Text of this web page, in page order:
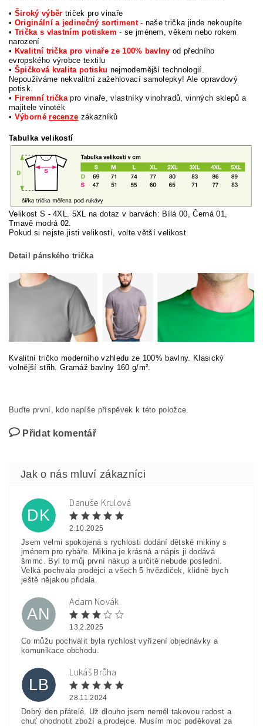
• Široký výběr triček pro vinaře
• Originální a jedinečný sortiment - naše trička jinde nekoupíte
• Trička s vlastním potiskem- se jménem, věkem nebo rokem
narození
• Kvalitní trička pro vinaře ze 100% bavlny od předního
evropského výrobce textilu
• Špičková kvalita potisku nejmodernější technologií.
Nepoužíváme nekvalitní zažehlovací samolepky! Ale opravdový
potisk.
• Firemní trička pro vinaře, vlastníky vinohradů, vinných sklepů a
majitele vinoték
• Výbornérecenze zákazníků
Tabulka velikostí
Velikost S - 4XL. 5XL na dotaz v barvách: Bílá 00, Černá 01,
Tmavě modrá 02.
Pokud si nejste jisti velikostí, volte větší velikost
Detail pánského trička
Kvalitní tričko moderního vzhledu ze 100% bavlny. Klasický
volnější střih. Gramáž bavlny 160 g/m².
Buďte první, kdo napíše příspěvek k této položce.
Přidat komentář
DK
Danuše Krulová
2.10.2025
Jsem velmi spokojená s rychlosti dodání dětské mikiny s
jménem pro rybáře. Mikina je krásná a nápis ji dodává
šmrnc. Byl to můj první nákup a určitě nebude poslední.
Velká pochvala prodejci a všech 5 hvězdiček, klidně bych
ještě nějakou přidala.
AN
Adam Novák
13.2.2025
Co můžu pochválit byla rychlost vyřízení objednávky a
komunikace obchodu.
LB
Lukáš Brůha
28.11.2024
Dobrý den přátelé. Už dlouho jsem neměl takovou radost a
chuť ohodnotit zboží a prodejce. Musím moc poděkovat za